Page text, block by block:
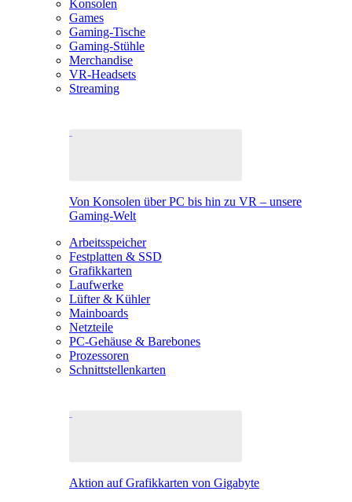
Konsolen
Games
Gaming-Tische
Gaming-Stühle
Merchandise
VR-Headsets
Streaming
Von Konsolen über PC bis hin zu VR – unsere
Gaming-Welt
Arbeitsspeicher
Festplatten & SSD
Grafikkarten
Laufwerke
Lüfter & Kühler
Mainboards
Netzteile
PC-Gehäuse & Barebones
Prozessoren
Schnittstellenkarten
Aktion auf Grafikkarten von Gigabyte